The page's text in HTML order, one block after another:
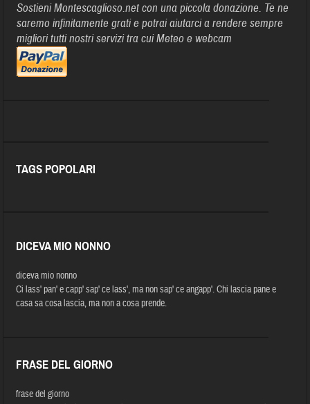
Sostieni Montescaglioso.net con una piccola donazione. Te ne
saremo infinitamente grati e potrai aiutarci a rendere sempre
migliori tutti nostri servizi tra cui Meteo e webcam
TAGS POPOLARI
DICEVA MIO NONNO
diceva mio nonno
Ci lass' pan' e capp' sap' ce lass', ma non sap' ce angapp'. Chi lascia pane e
casa sa cosa lascia, ma non a cosa prende.
FRASE DEL GIORNO
frase del giorno